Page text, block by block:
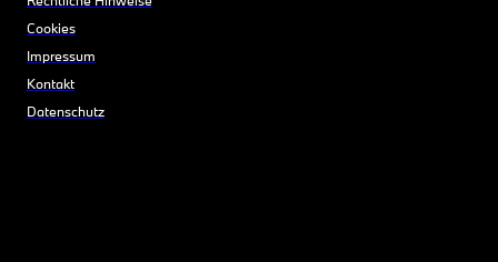
Cookies
Impressum
Kontakt
Datenschutz